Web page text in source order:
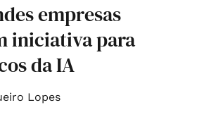
empresas
iniciativa para
da IA
Lopes